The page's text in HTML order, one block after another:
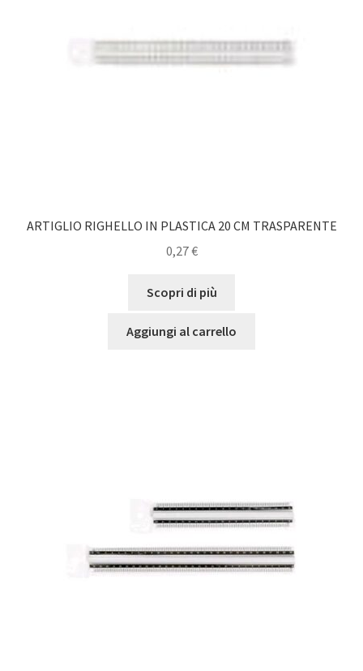
ARTIGLIO RIGHELLO IN PLASTICA 20 CM TRASPARENTE
0,27€
Scopri di più
Aggiungi al carrello